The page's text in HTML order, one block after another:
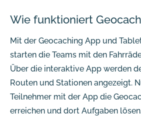
Wie funktioniert
Mit der Geocaching App und
starten die Teams mit den
Über die interaktive App werden
Routen und Stationen angezeigt.
Teilnehmer mit der App die
erreichen und dort Aufgaben